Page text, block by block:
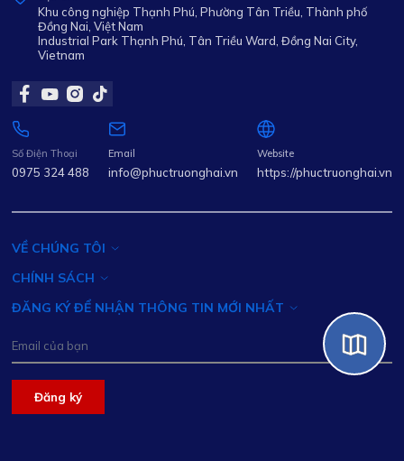
Khu công nghiệp Thạnh Phú, Phường Tân Triều, Thành phố
Đồng Nai, Việt Nam
Industrial Park Thạnh Phú, Tân Triều Ward, Đồng Nai City,
Vietnam
Số Điện Thoại
0975 324 488
Email
info@phuctruonghai.vn
Website
https://phuctruonghai.vn
VỀ CHÚNG TÔI
CHÍNH SÁCH
ĐĂNG KÝ ĐỂ NHẬN THÔNG TIN MỚI NHẤT
Đăng ký